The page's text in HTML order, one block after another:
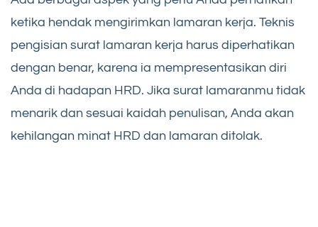
ketika hendak mengirimkan lamaran kerja. Teknis
pengisian surat lamaran kerja harus diperhatikan
dengan benar, karena ia mempresentasikan diri
Anda di hadapan HRD. Jika surat lamaranmu tidak
menarik dan sesuai kaidah penulisan, Anda akan
kehilangan minat HRD dan lamaran ditolak.